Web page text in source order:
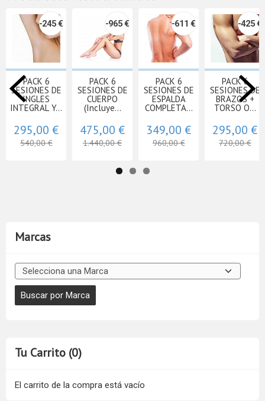
Marcas
Tu Carrito (0)
El carrito de la compra está vacío
-245 €
PACK 6
SESIONES DE
INGLES
INTEGRAL Y...
295,00 €
540,00 €
-965 €
PACK 6
SESIONES DE
CUERPO
(Incluye...
475,00 €
1.440,00 €
-611 €
PACK 6
SESIONES DE
ESPALDA
COMPLETA...
349,00 €
960,00 €
-425 €
PACK 6
SESIONES DE
BRAZOS +
TORSO O...
295,00 €
720,00 €